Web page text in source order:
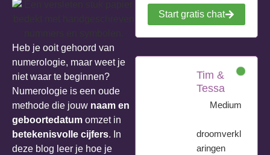
Heb je ooit gehoord van
numerologie, maar weet je
niet waar te beginnen?
Numerologie is een oude
methode die jouw naam en
geboortedatum omzet in
betekenisvolle cijfers. In
deze blog leer je hoe je
Start gratis chat
Tim &
Tessa
Medium
droomverkl
aringen